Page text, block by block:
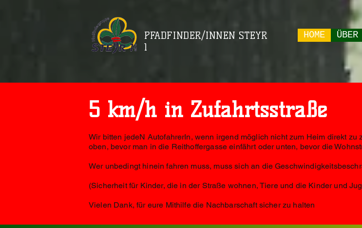
PFADFINDER/INNEN STEYR
1
HOME
5 km/h in Zufahrtsstraße
Wir bitten jedeN AutofahrerIn, wenn irgend möglich nicht zum Heim direkt
oben, bevor man in die Reithoffergasse einfährt oder unten, bevor die
Wer unbedingt hinein fahren muss, muss sich an die
(Sicherheit für Kinder, die in der Straße wohnen, Tiere und die Kinder und
Vielen Dank, für eure Mithilfe die Nachbarschaft sicher zu halten